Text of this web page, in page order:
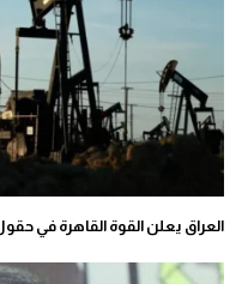
العراق يعلن القوة القاهرة في